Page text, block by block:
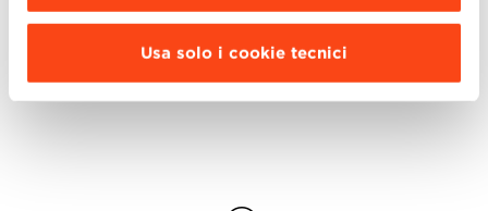
Usa solo i cookie tecnici